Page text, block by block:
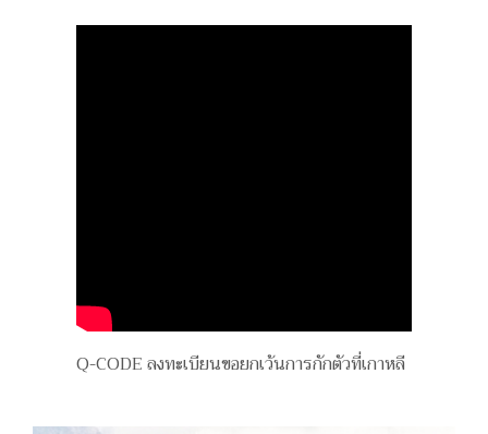
Q-CODE ลงทะเบียนขอยกเว้นการกักตัวที่เกาหลี